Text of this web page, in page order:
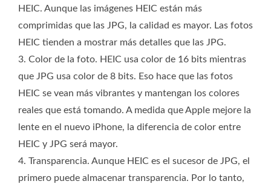
HEIC. Aunque las imágenes HEIC están más
comprimidas que las JPG, la calidad es mayor. Las fotos
HEIC tienden a mostrar más detalles que las JPG.
3. Color de la foto. HEIC usa color de 16 bits mientras
que JPG usa color de 8 bits. Eso hace que las fotos
HEIC se vean más vibrantes y mantengan los colores
reales que está tomando. A medida que Apple mejore la
lente en el nuevo iPhone, la diferencia de color entre
HEIC y JPG será mayor.
4. Transparencia. Aunque HEIC es el sucesor de JPG, el
primero puede almacenar transparencia. Por lo tanto,